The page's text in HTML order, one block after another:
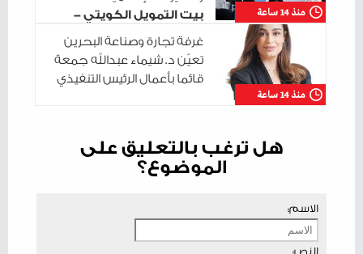
منذ 14 ساعة
بيت التمويل الكويتي -
البحرين يختتم سلسلة جلساته التدريبية في
مدينة شباب 2030
منذ 14 ساعة
غرفة تجارة وصناعة البحرين
تعيّن د. شيماء عبدالله جمعة
قائما بأعمال الرئيس التنفيذي
هل ترغب بالتعليق على
الموضوع؟
الاسم:
النص: